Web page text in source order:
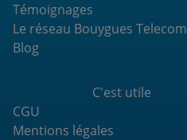
Témoignages
Le réseau Bouygues Telecom
Blog
C'est utile
CGU
Mentions légales